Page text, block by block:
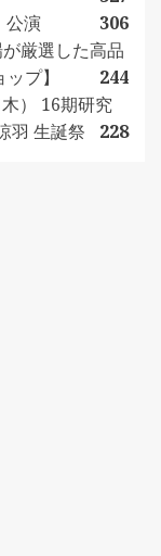
公演
306
厳選した高品
プ】
244
） 16期研究
羽 生誕祭
228